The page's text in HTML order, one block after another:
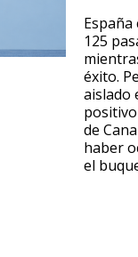
125
éxito.
aislado
de
haber
el